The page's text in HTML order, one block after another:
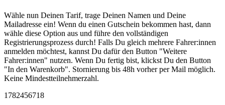
Wähle nun Deinen Tarif, trage Deinen Namen und Deine
Mailadresse ein! Wenn du einen Gutschein bekommen hast, dann
wähle diese Option aus und führe den vollständigen
Registrierungsprozess durch! Falls Du gleich mehrere Fahrer:innen
anmelden möchtest, kannst Du dafür den Button "Weitere
Fahrer:innen" nutzen. Wenn Du fertig bist, klickst Du den Button
"In den Warenkorb". Stornierung bis 48h vorher per Mail möglich.
Keine Mindestteilnehmerzahl.
1782456718